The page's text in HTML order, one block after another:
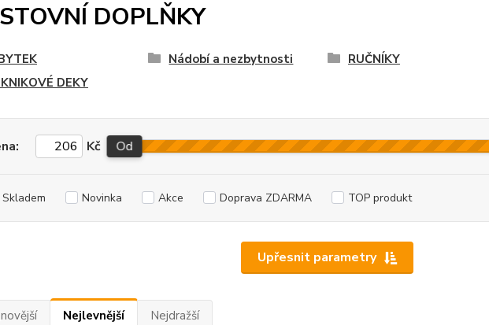
DOPLŇKY
Nádobí a nezbytnosti RUČNÍKY
DEKY
Upřesnit parametry
Kč Od
Skladem Novinka Akce Doprava ZDARMA TOP produkt
Nejlevnější Nejdražší